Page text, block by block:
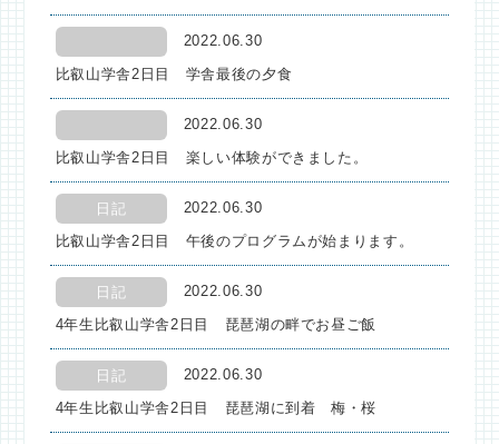
2022.06.30
比叡山学舎2日目 学舎最後の夕食
2022.06.30
比叡山学舎2日目 楽しい体験ができました。
日記 2022.06.30
比叡山学舎2日目 午後のプログラムが始まります。
日記 2022.06.30
4年生比叡山学舎2日目 琵琶湖の畔でお昼ご飯
日記 2022.06.30
4年生比叡山学舎2日目 琵琶湖に到着 梅・桜